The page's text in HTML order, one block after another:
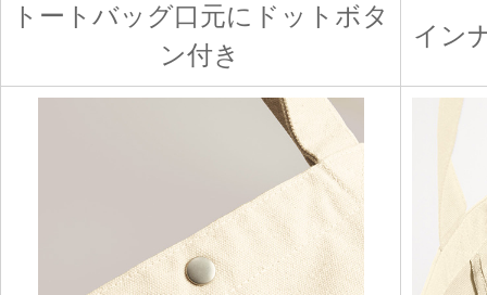
トートバッグ口元にドットボタ
ン付き
イン